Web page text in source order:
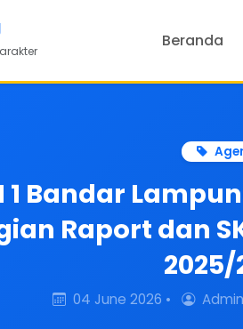
Beranda
1 Bandar
Raport dan
2025/
04 June 2026 •